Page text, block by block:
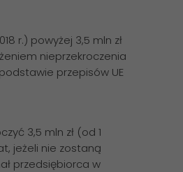
r.) powyżej 3,5 mln zł
nieprzekroczenia
przepisów UE
3,5 mln zł (od 1
jeżeli nie zostaną
przedsiębiorca w